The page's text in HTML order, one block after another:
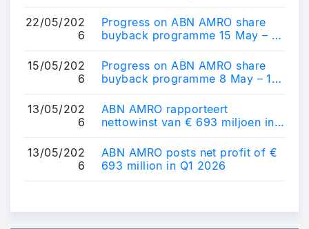
22/05/202
6
Progress on ABN AMRO share
buyback programme 15 May – 21
15/05/202
6
Progress on ABN AMRO share
buyback programme 8 May – 14
13/05/202
6
ABN AMRO rapporteert
nettowinst van € 693 miljoen in
13/05/202
6
ABN AMRO posts net profit of €
693 million in Q1 2026